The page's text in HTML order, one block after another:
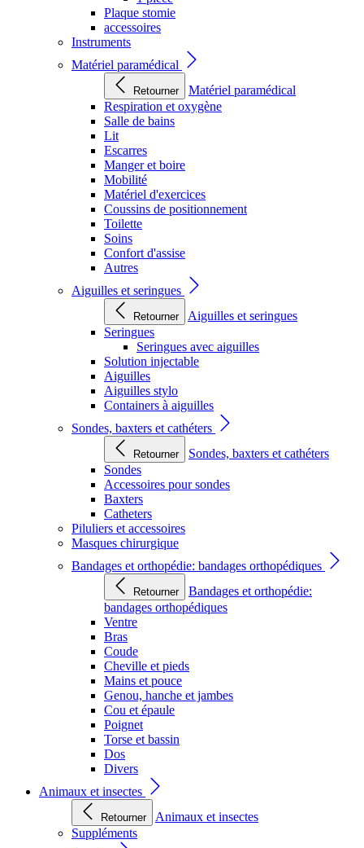
Plaque stomie
accessoires
Instruments
Matériel paramédical
Retourner
Matériel paramédical
Respiration et oxygène
Salle de bains
Lit
Escarres
Manger et boire
Mobilité
Matériel d'exercices
Coussins de positionnement
Toilette
Soins
Confort d'assise
Autres
Aiguilles et seringues
Retourner
Aiguilles et seringues
Seringues
Seringues avec aiguilles
Solution injectable
Aiguilles
Aiguilles stylo
Containers à aiguilles
Sondes, baxters et cathéters
Retourner
Sondes, baxters et cathéters
Sondes
Accessoires pour sondes
Baxters
Catheters
Piluliers et accessoires
Masques chirurgique
Bandages et orthopédie: bandages orthopédiques
Retourner
Bandages et orthopédie:
bandages orthopédiques
Ventre
Bras
Coude
Cheville et pieds
Mains et pouce
Genou, hanche et jambes
Cou et épaule
Poignet
Torse et bassin
Dos
Divers
Animaux et insectes
Retourner
Animaux et insectes
Suppléments